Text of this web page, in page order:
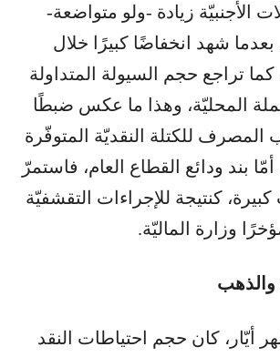
الأجنبيّة زيادة -ولو متواضعة-
شهد انخفاضًا كبيرًا خلال
كما تراجع حجم السيولة المتداولة
المحليّة، وهذا ما عكس ضبطًا
للكتلة النقديّة المتوفّرة
أمّا بند ودائع القطاع العام، فاستمرّ
كنتيجة للإجراءات التقشفيّة
وزارة الماليّة.
والذهب
كان حجم احتياطات النقد